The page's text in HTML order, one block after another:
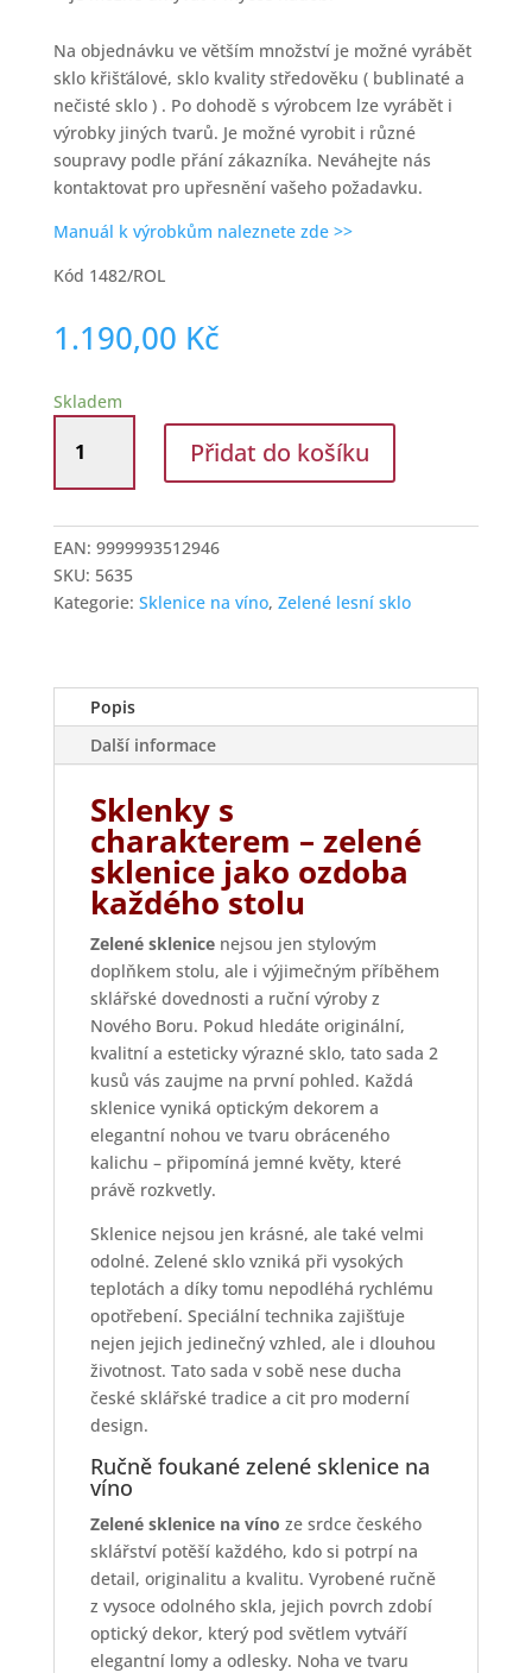
Na objednávku ve větším množství je možné vyrábět
sklo křišťálové, sklo kvality středověku ( bublinaté a
nečisté sklo ) . Po dohodě s výrobcem lze vyrábět i
výrobky jiných tvarů. Je možné vyrobit i různé
soupravy podle přání zákazníka. Neváhejte nás
kontaktovat pro upřesnění vašeho požadavku.
Manuál k výrobkům naleznete zde >>
Kód 1482/ROL
1.190,00 Kč
Skladem
víno
ml
zelené
sklo
množství
Přidat do košíku
EAN: 9999993512946
SKU: 5635
Kategorie: Sklenice na víno, Zelené lesní sklo
Popis
Další informace
Sklenky s
charakterem – zelené
sklenice jako ozdoba
každého stolu
Zelené sklenicenejsou jen stylovým
doplňkem stolu, ale i výjimečným příběhem
sklářské dovednosti a ruční výroby z
Nového Boru. Pokud hledáte originální,
kvalitní a esteticky výrazné sklo, tato sada 2
kusů vás zaujme na první pohled. Každá
sklenice vyniká optickým dekorem a
elegantní nohou ve tvaru obráceného
kalichu – připomíná jemné květy, které
právě rozkvetly.
Sklenice nejsou jen krásné, ale také velmi
odolné. Zelené sklo vzniká při vysokých
teplotách a díky tomu nepodléhá rychlému
opotřebení. Speciální technika zajišťuje
nejen jejich jedinečný vzhled, ale i dlouhou
životnost. Tato sada v sobě nese ducha
české sklářské tradice a cit pro moderní
design.
Ručně foukané zelené sklenice na
víno
Zelené sklenice na víno ze srdce českého
sklářství potěší každého, kdo si potrpí na
detail, originalitu a kvalitu. Vyrobené ručně
z vysoce odolného skla, jejich povrch zdobí
optický dekor, který pod světlem vytváří
elegantní lomy a odlesky. Noha ve tvaru